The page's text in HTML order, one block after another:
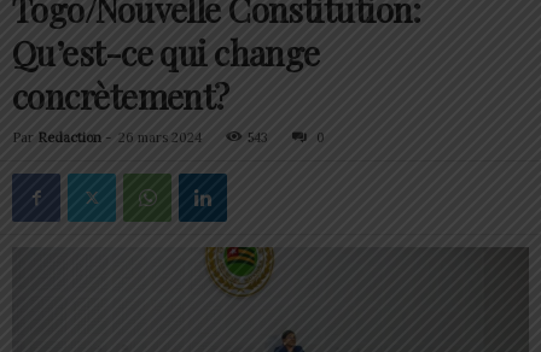
Togo/Nouvelle Constitution:
Qu’est-ce qui change
concrètement?
Par Redaction - 26 mars 2024 543 0